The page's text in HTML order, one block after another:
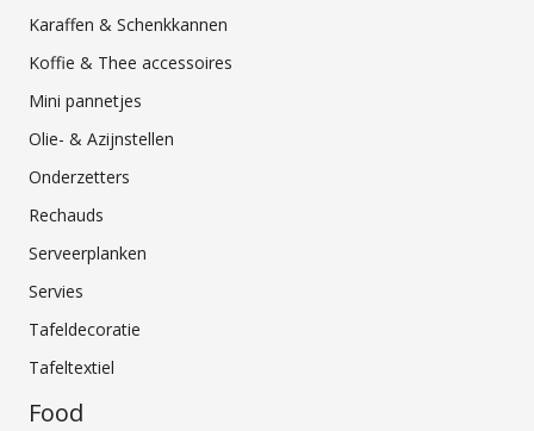
Karaffen & Schenkkannen
Koffie & Thee accessoires
Mini pannetjes
Olie- & Azijnstellen
Onderzetters
Rechauds
Serveerplanken
Servies
Tafeldecoratie
Tafeltextiel
Food